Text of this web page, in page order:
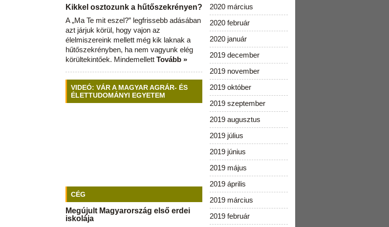
Kikkel osztozunk a hűtőszekrényen?
A „Ma Te mit eszel?” legfrissebb adásában
azt járjuk körül, hogy vajon az
élelmiszereink mellett még kik laknak a
hűtőszekrényben, ha nem vagyunk elég
körültekintőek. Mindemellett Tovább »
VIDEÓ: VÁR A MAGYAR AGRÁR- ÉS
ÉLETTUDOMÁNYI EGYETEM
CÉG
Megújult Magyarország első erdei
iskolája
2020 március
2020 február
2020 január
2019 december
2019 november
2019 október
2019 szeptember
2019 augusztus
2019 július
2019 június
2019 május
2019 április
2019 március
2019 február